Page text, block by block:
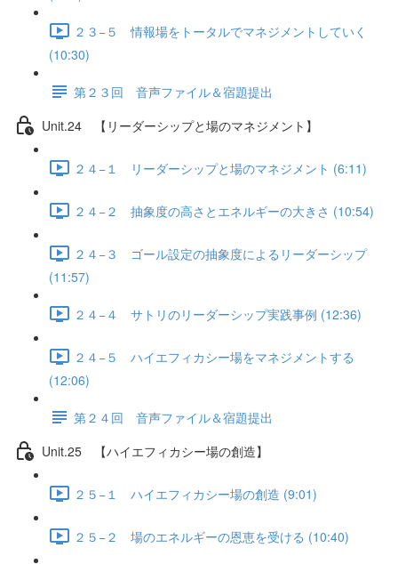
２３−５ 情報場をトータルでマネジメントしていく
(10:30)
第２３回 音声ファイル＆宿題提出
Unit.24 【リーダーシップと場のマネジメント】
２４−１ リーダーシップと場のマネジメント (6:11)
２４−２ 抽象度の高さとエネルギーの大きさ (10:54)
２４−３ ゴール設定の抽象度によるリーダーシップ
(11:57)
２４−４ サトリのリーダーシップ実践事例 (12:36)
２４−５ ハイエフィカシー場をマネジメントする
(12:06)
第２４回 音声ファイル＆宿題提出
Unit.25 【ハイエフィカシー場の創造】
２５−１ ハイエフィカシー場の創造 (9:01)
２５−２ 場のエネルギーの恩恵を受ける (10:40)